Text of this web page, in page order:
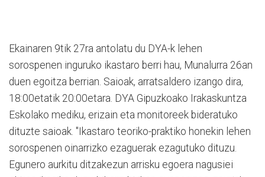
Ekainaren 9tik 27ra antolatu du DYA-k lehen
sorospenen inguruko ikastaro berri hau, Munalurra 26an
duen egoitza berrian. Saioak, arratsaldero izango dira,
18:00etatik 20:00etara. DYA Gipuzkoako Irakaskuntza
Eskolako mediku, erizain eta monitoreek bideratuko
dituzte saioak. "Ikastaro teoriko-praktiko honekin lehen
sorospenen oinarrizko ezaguerak ezagutuko dituzu.
Egunero aurkitu ditzakezun arrisku egoera nagusiei